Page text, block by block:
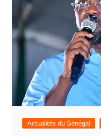
Actualités du Sénégal